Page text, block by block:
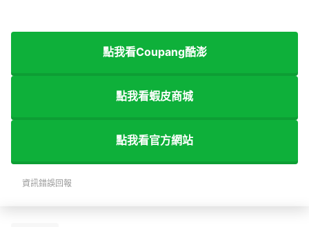
點我看Coupang酷澎
點我看蝦皮商城
點我看官方網站
資訊錯誤回報